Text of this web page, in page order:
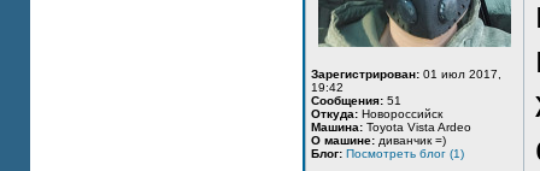
Зарегистрирован: 01 июл 2017,
19:42
Сообщения: 51
Откуда: Новороссийск
Машина: Toyota Vista Ardeo
О машине: диванчик =)
Блог: Посмотреть блог (1)